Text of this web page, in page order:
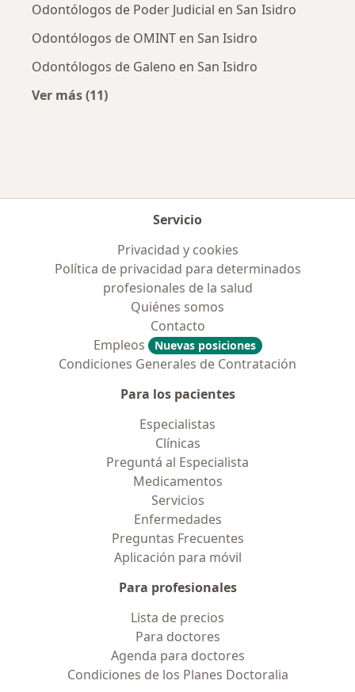
Odontólogos de Poder Judicial en San Isidro
Odontólogos de OMINT en San Isidro
Odontólogos de Galeno en San Isidro
Ver más (11)
Servicio
Privacidad y cookies
Política de privacidad para determinados
profesionales de la salud
Quiénes somos
Contacto
Empleos
Nuevas posiciones
Condiciones Generales de Contratación
Para los pacientes
Especialistas
Clínicas
Preguntá al Especialista
Medicamentos
Servicios
Enfermedades
Preguntas Frecuentes
Aplicación para móvil
Para profesionales
Lista de precios
Para doctores
Agenda para doctores
Condiciones de los Planes Doctoralia